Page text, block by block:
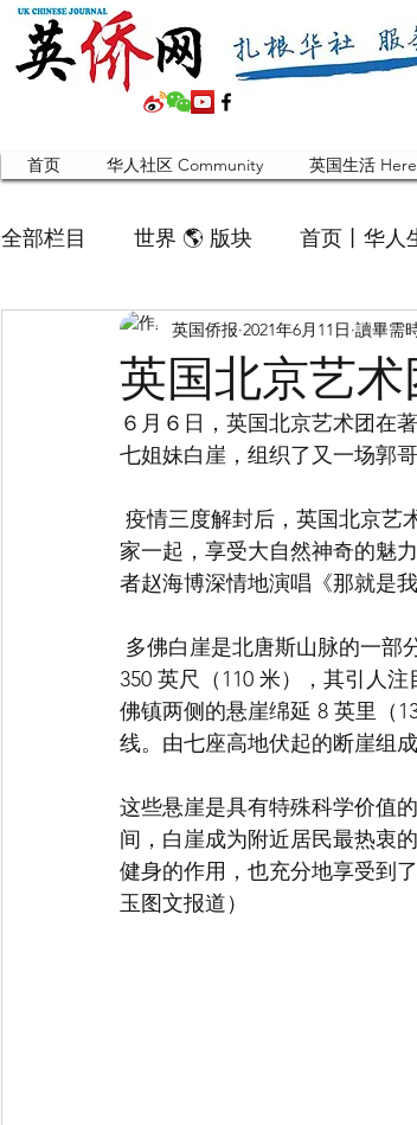
首页 华人社区 Community 英国生活
全部栏目 世界 🌎 版块 首页丨华人
英国脱宅指南 Time out 英国快乐
寻找组织 Friends 华人专题
合作栏目 留学生 英国白金汉
英国北京艺术
英国侨报 2021年6月11日 讀畢需
６月６日，英国北京艺术团在
七姐妹白崖，组织了又一场郭
家一起，享受大自然神奇的魅
者赵海博深情地演唱《那就是
350 英尺（110 米），其引人
佛镇两侧的悬崖绵延 8 英里（
线。由七座高地伏起的断崖组
这些悬崖是具有特殊科学价值
间，白崖成为附近居民最热衷
健身的作用，也充分地享受到
玉图文报道）